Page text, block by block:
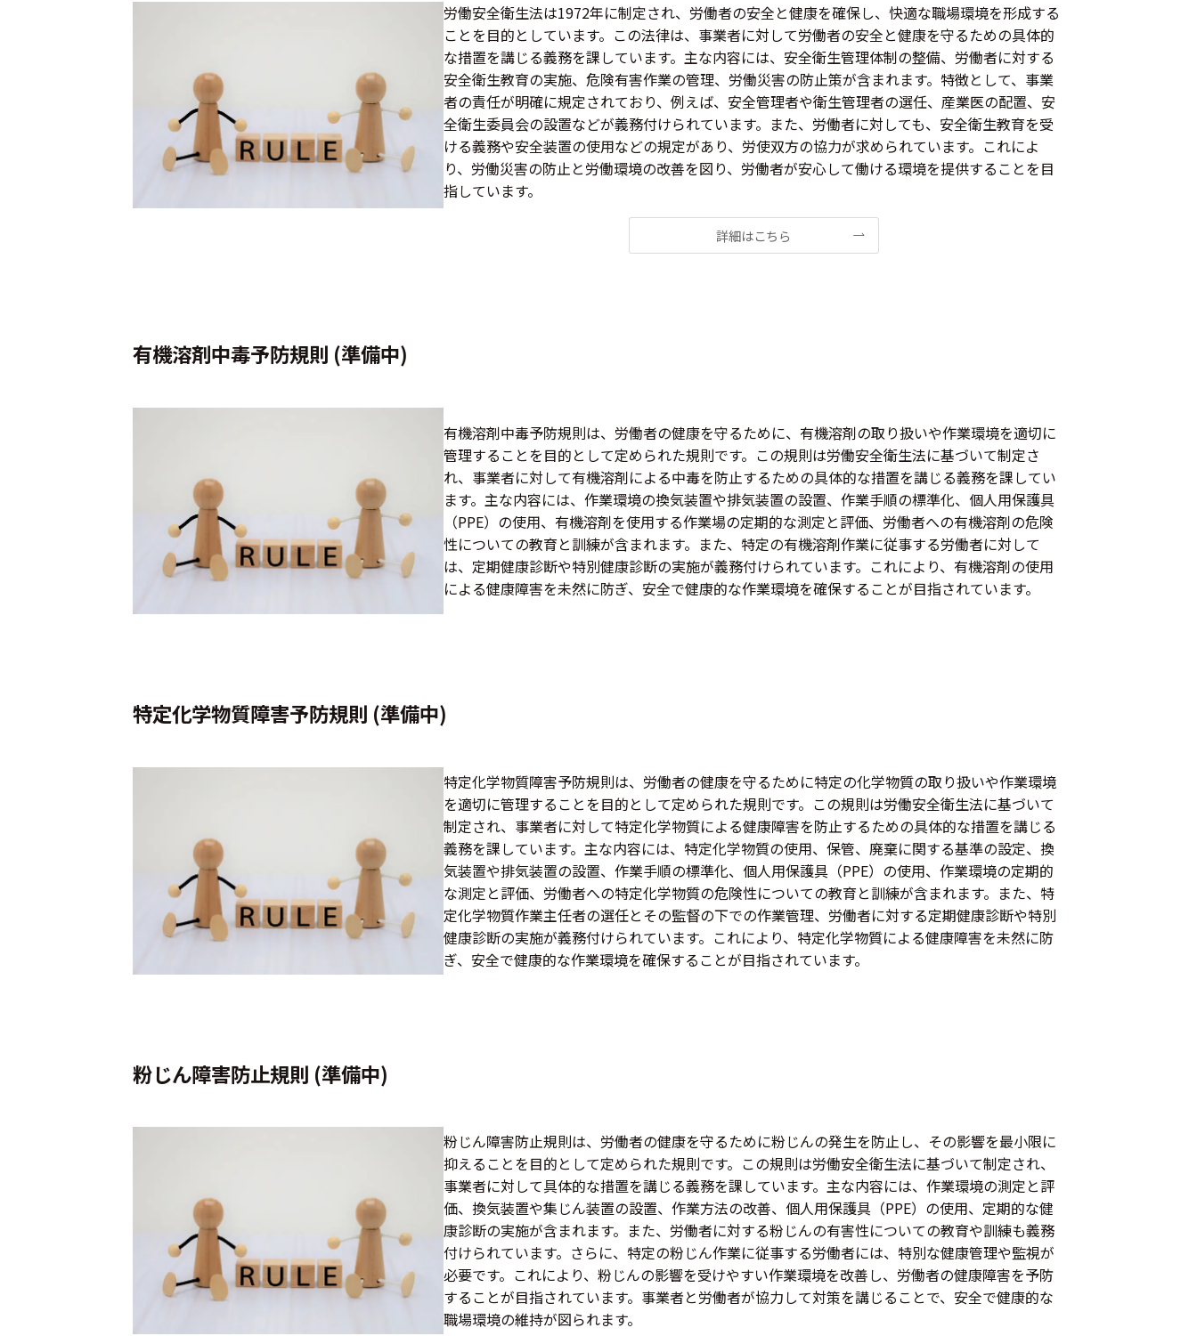
労働安全衛生法は1972年に制定され、労働者の安全と健康を確保し、快適な職場環境を形成する
ことを目的としています。この法律は、事業者に対して労働者の安全と健康を守るための具体的
な措置を講じる義務を課しています。主な内容には、安全衛生管理体制の整備、労働者に対する
安全衛生教育の実施、危険有害作業の管理、労働災害の防止策が含まれます。特徴として、事業
者の責任が明確に規定されており、例えば、安全管理者や衛生管理者の選任、産業医の配置、安
全衛生委員会の設置などが義務付けられています。また、労働者に対しても、安全衛生教育を受
ける義務や安全装置の使用などの規定があり、労使双方の協力が求められています。これによ
り、労働災害の防止と労働環境の改善を図り、労働者が安心して働ける環境を提供することを目
指しています。
詳細はこちら
有機溶剤中毒予防規則 (準備中)
有機溶剤中毒予防規則は、労働者の健康を守るために、有機溶剤の取り扱いや作業環境を適切に
管理することを目的として定められた規則です。この規則は労働安全衛生法に基づいて制定さ
れ、事業者に対して有機溶剤による中毒を防止するための具体的な措置を講じる義務を課してい
ます。主な内容には、作業環境の換気装置や排気装置の設置、作業手順の標準化、個人用保護具
（PPE）の使用、有機溶剤を使用する作業場の定期的な測定と評価、労働者への有機溶剤の危険
性についての教育と訓練が含まれます。また、特定の有機溶剤作業に従事する労働者に対して
は、定期健康診断や特別健康診断の実施が義務付けられています。これにより、有機溶剤の使用
による健康障害を未然に防ぎ、安全で健康的な作業環境を確保することが目指されています。
特定化学物質障害予防規則 (準備中)
特定化学物質障害予防規則は、労働者の健康を守るために特定の化学物質の取り扱いや作業環境
を適切に管理することを目的として定められた規則です。この規則は労働安全衛生法に基づいて
制定され、事業者に対して特定化学物質による健康障害を防止するための具体的な措置を講じる
義務を課しています。主な内容には、特定化学物質の使用、保管、廃棄に関する基準の設定、換
気装置や排気装置の設置、作業手順の標準化、個人用保護具（PPE）の使用、作業環境の定期的
な測定と評価、労働者への特定化学物質の危険性についての教育と訓練が含まれます。また、特
定化学物質作業主任者の選任とその監督の下での作業管理、労働者に対する定期健康診断や特別
健康診断の実施が義務付けられています。これにより、特定化学物質による健康障害を未然に防
ぎ、安全で健康的な作業環境を確保することが目指されています。
粉じん障害防止規則 (準備中)
粉じん障害防止規則は、労働者の健康を守るために粉じんの発生を防止し、その影響を最小限に
抑えることを目的として定められた規則です。この規則は労働安全衛生法に基づいて制定され、
事業者に対して具体的な措置を講じる義務を課しています。主な内容には、作業環境の測定と評
価、換気装置や集じん装置の設置、作業方法の改善、個人用保護具（PPE）の使用、定期的な健
康診断の実施が含まれます。また、労働者に対する粉じんの有害性についての教育や訓練も義務
付けられています。さらに、特定の粉じん作業に従事する労働者には、特別な健康管理や監視が
必要です。これにより、粉じんの影響を受けやすい作業環境を改善し、労働者の健康障害を予防
することが目指されています。事業者と労働者が協力して対策を講じることで、安全で健康的な
職場環境の維持が図られます。